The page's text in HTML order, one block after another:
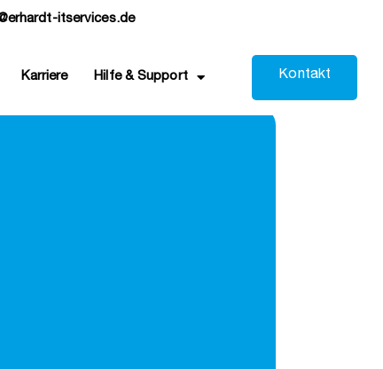
itservices.de
Karriere Hilfe & Support Kontakt